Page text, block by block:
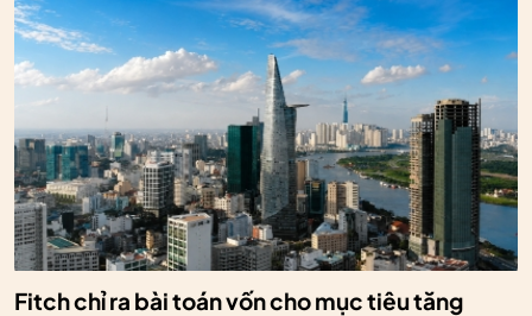
Fitch chỉ ra bài toán vốn cho mục tiêu tăng